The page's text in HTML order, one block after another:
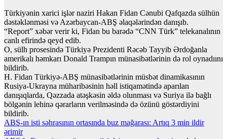
Türkiyənin xarici işlər naziri Hakan Fidan Cənubi Qafqazda sülhün
dəstəklənməsi və Azərbaycan-ABŞ əlaqələrindən danışıb.
“Report” xəbər verir ki, Fidan bu barədə “CNN Türk” telekanalının
canlı efirində qeyd edib.
O, sülh prosesində Türkiyə Prezidenti Rəcəb Tayyib Ərdoğanla
amerikalı həmkarı Donald Trampın münasibətlərinin də rol oynadıını
bildirib.
H. Fidan Türkiyə-ABŞ münasibətlərinin müsbət dinamikasının
Rusiya-Ukrayna müharibəsinin həll istiqamətində aparılan
danışıqlarda, Qəzzada atəşkəsin əldə olunması və Suriya ilə bağlı
bölgənin lehinə qərarların verilməsində də özünü göstərdiyini
bildirib.
Yazı
ABŞ-ın isti səhrasının ortasında buz mağarası: Artıq 3 min ildir
ərimir